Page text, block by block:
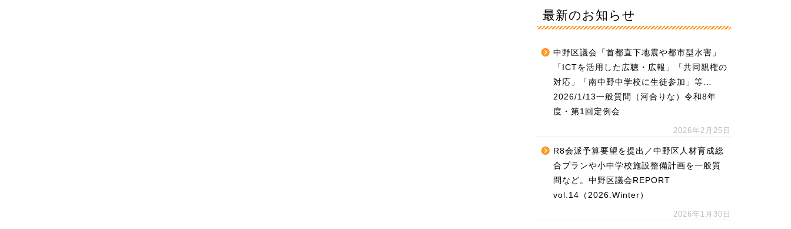
最新のお知らせ
中野区議会「首都直下地震や都市型水害」
「ICTを活用した広聴・広報」「共同親権の
対応」「南中野中学校に生徒参加」等…
2026/1/13一般質問（河合りな）令和8年
度・第1回定例会
2026年2月25日
R8会派予算要望を提出／中野区人材育成総
合プランや小中学校施設整備計画を一般質
問など。中野区議会REPORT
vol.14（2026.Winter）
2026年1月30日